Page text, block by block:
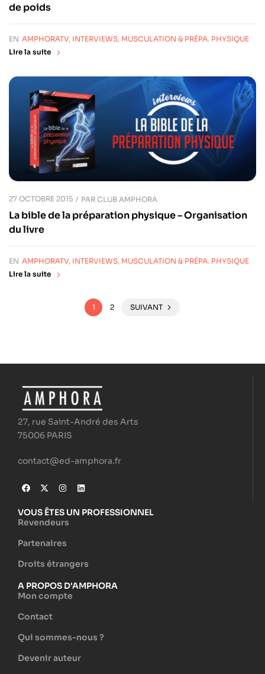
de poids
EN AMPHORATV, INTERVIEWS, MUSCULATION & PRÉPA. PHYSIQUE
Lire la suite
27 OCTOBRE 2015 PAR CLUB AMPHORA
La bible de la préparation physique – Organisation
du livre
EN AMPHORATV, INTERVIEWS, MUSCULATION & PRÉPA. PHYSIQUE
Lire la suite
1 2 SUIVANT
27, rue Saint-André des Arts
75006 PARIS
contact@ed-amphora.fr
VOUS ÊTES UN PROFESSIONNEL
Revendeurs
Partenaires
Droits étrangers
A PROPOS D'AMPHORA
Mon compte
Contact
Qui sommes-nous ?
Devenir auteur